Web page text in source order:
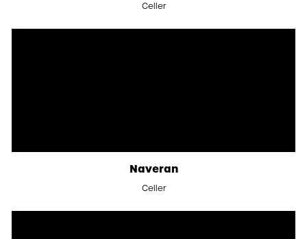
Celler
Naveran
Celler